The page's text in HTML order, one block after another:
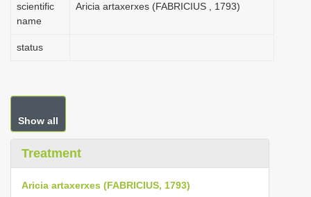
scientific
name
Aricia artaxerxes (FABRICIUS , 1793)
status
Show all
Treatment
Aricia artaxerxes (FABRICIUS, 1793)